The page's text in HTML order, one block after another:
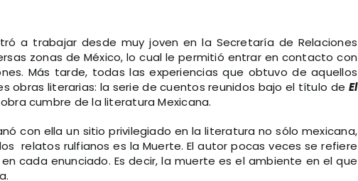
a trabajar desde muy joven en la Secretaría de Relaciones
zonas de México, lo cual le permitió entrar en contacto con
Más tarde, todas las experiencias que obtuvo de aquellos
obras literarias: la serie de cuentos reunidos bajo el título de El
cumbre de la literatura Mexicana.
con ella un sitio privilegiado en la literatura no sólo mexicana,
relatos rulfianos es la Muerte. El autor pocas veces se refiere
cada enunciado. Es decir, la muerte es el ambiente en el que